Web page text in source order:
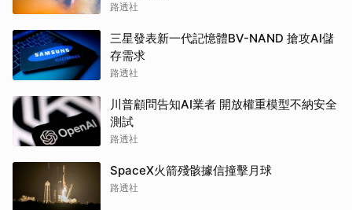
路透社
三星發表新一代記憶體BV-NAND 搶攻AI儲
存需求
路透社
川普顧問告知AI業者 開放權重模型不納安全
測試
路透社
SpaceX火箭殘骸據信撞擊月球
路透社